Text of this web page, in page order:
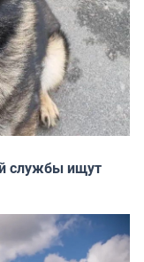
службы ищут